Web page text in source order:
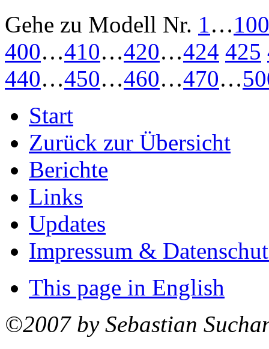
Gehe zu Modell Nr. 1…100
400…410…420…424 425
440…450…460…470…
Start
Zurück zur Übersicht
Berichte
Links
Updates
Impressum &
This page in English
©2007 by Sebastian